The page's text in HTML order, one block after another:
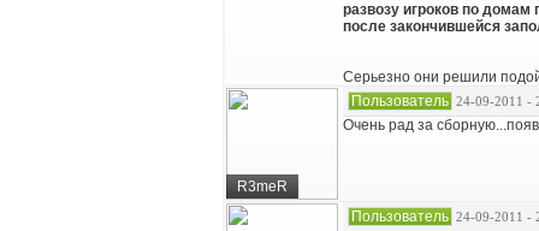
развозу игроков по
после закончившейся
Серьезно они решили
R3meR
Пользователь 24-09-2011 -
Очень рад за
Пользователь 24-09-2011 -